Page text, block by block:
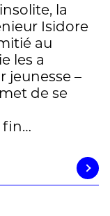
la
Isidore
au
les a
jeunesse –
de se
fin…